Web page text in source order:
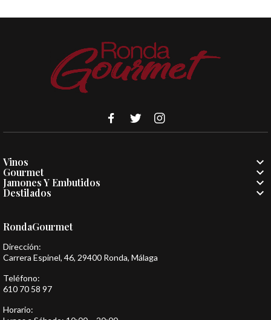
Vinos 
Gourmet 
Jamones Y Embutidos 
Destilados 
RondaGourmet
Dirección:
Carrera Espinel, 46, 29400 Ronda, Málaga
Teléfono:
610 70 58 97
Horario: